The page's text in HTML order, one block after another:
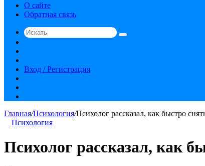
О сайте
Обратная связь
Искать
статья
Вход / Регистрация
Главная/Психология/Психолог рассказал, как быстро
Психология
Психолог рассказал, как